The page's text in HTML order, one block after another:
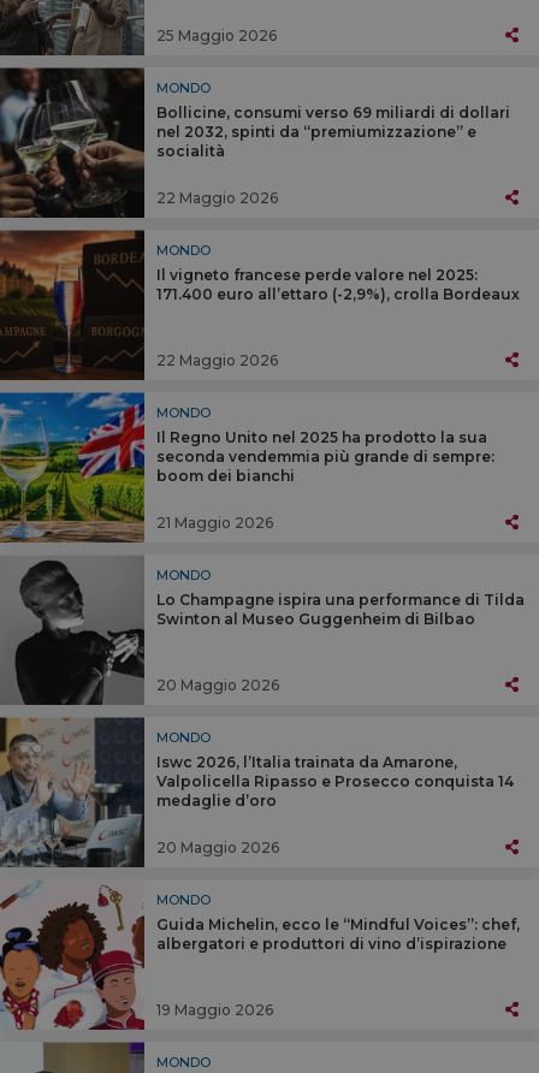
25 Maggio 2026
MONDO
Bollicine, consumi verso 69 miliardi di dollari
nel 2032, spinti da “premiumizzazione” e
socialità
22 Maggio 2026
MONDO
Il vigneto francese perde valore nel 2025:
171.400 euro all’ettaro (-2,9%), crolla Bordeaux
22 Maggio 2026
MONDO
Il Regno Unito nel 2025 ha prodotto la sua
seconda vendemmia più grande di sempre:
boom dei bianchi
21 Maggio 2026
MONDO
Lo Champagne ispira una performance di Tilda
Swinton al Museo Guggenheim di Bilbao
20 Maggio 2026
MONDO
Iswc 2026, l’Italia trainata da Amarone,
Valpolicella Ripasso e Prosecco conquista 14
medaglie d’oro
20 Maggio 2026
MONDO
Guida Michelin, ecco le “Mindful Voices”: chef,
albergatori e produttori di vino d’ispirazione
19 Maggio 2026
MONDO